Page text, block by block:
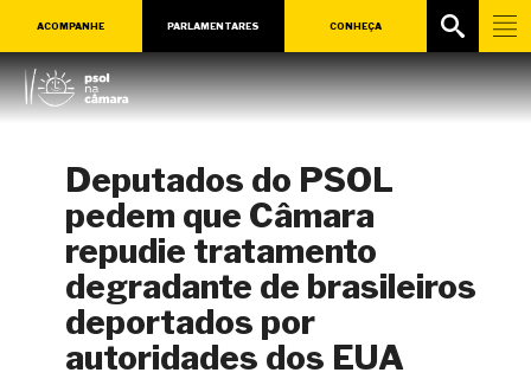
ACOMPANHE PARLAMENTARES CONHEÇA
Deputados do PSOL
pedem que Câmara
repudie tratamento
degradante de brasileiros
deportados por
autoridades dos EUA